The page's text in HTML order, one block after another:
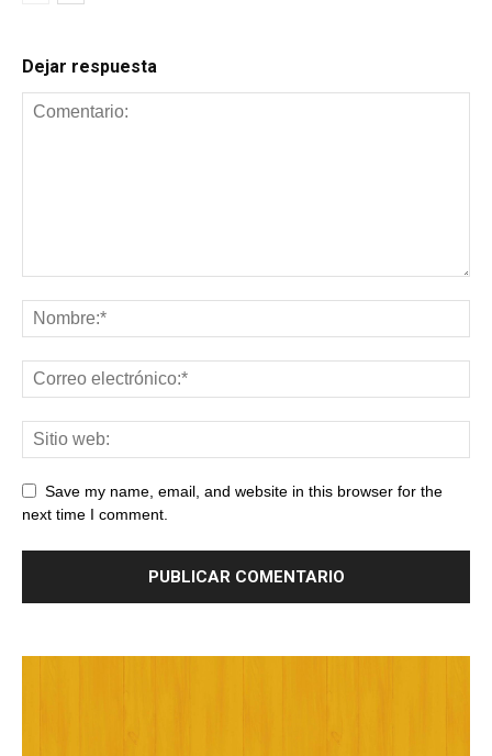
Dejar respuesta
Save my name, email, and website in this browser for the
next time I comment.